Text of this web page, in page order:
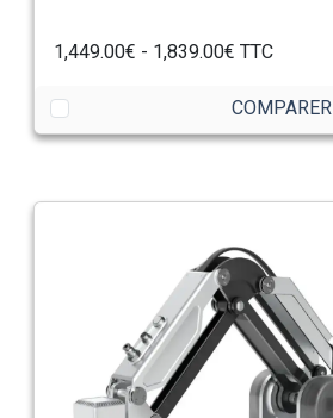
1,449.00€ - 1,839.00€ TTC
COMPARER